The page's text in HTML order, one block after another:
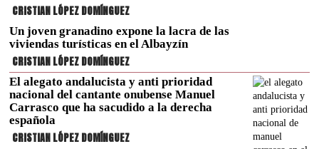
CRISTIAN LÓPEZ DOMÍNGUEZ
Un joven granadino expone la lacra de las
viviendas turísticas en el Albayzín
CRISTIAN LÓPEZ DOMÍNGUEZ
El alegato andalucista y anti prioridad
nacional del cantante onubense Manuel
Carrasco que ha sacudido a la derecha
española
CRISTIAN LÓPEZ DOMÍNGUEZ